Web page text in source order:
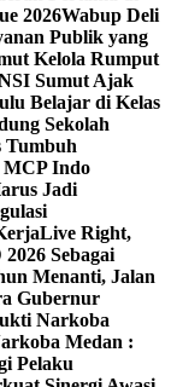
2026Wabup Deli
Publik yang
Kelola Rumput
Sumut Ajak
Belajar di Kelas
Sekolah
Tumbuh
MCP Indo
Jadi
Live Right,
Sebagai
Menanti, Jalan
Gubernur
Narkoba
Medan :
Pelaku